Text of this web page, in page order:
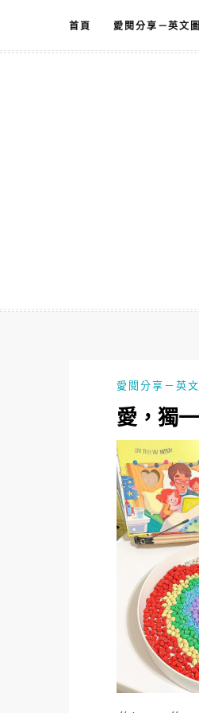
主
首頁 愛閱分享－英文
愛閱分享－英
愛，獨